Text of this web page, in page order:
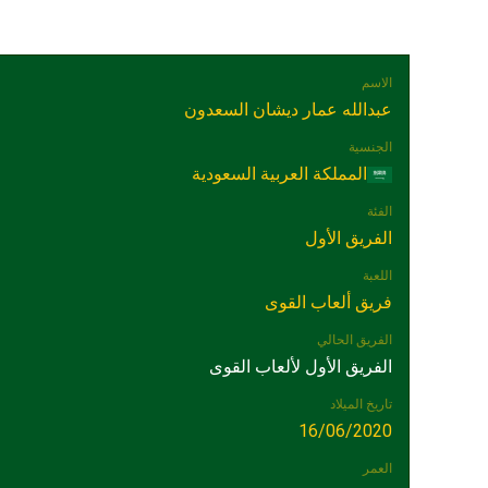
الاسم
عبدالله عمار ديشان السعدون
الجنسية
المملكة العربية السعودية
الفئة
الفريق الأول
اللعبة
فريق ألعاب القوى
الفريق الحالي
الفريق الأول لألعاب القوى
تاريخ الميلاد
16/06/2020
العمر